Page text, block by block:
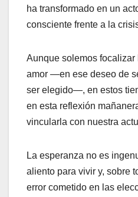
ha transformado en un
consciente frente a la
​Aunque solemos focalizar
amor —en ese deseo de
ser elegido—, en estos
en esta reflexión
vincularla con nuestra
​La esperanza no es
aliento para vivir y, sobre
error cometido en las